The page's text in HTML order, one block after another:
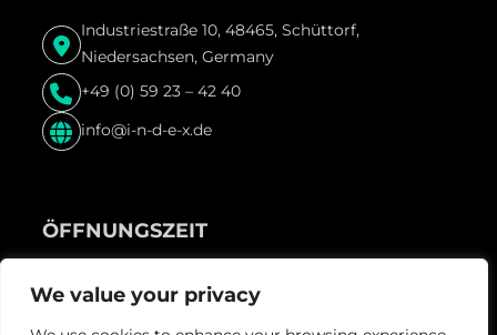
We value your privacy
Industriestraße 10, 48465, Schüttorf,
Niedersachsen, Germany
+49 (0) 59 23 – 42 40
info@i-n-d-e-x.de
ÖFFNUNGSZEIT